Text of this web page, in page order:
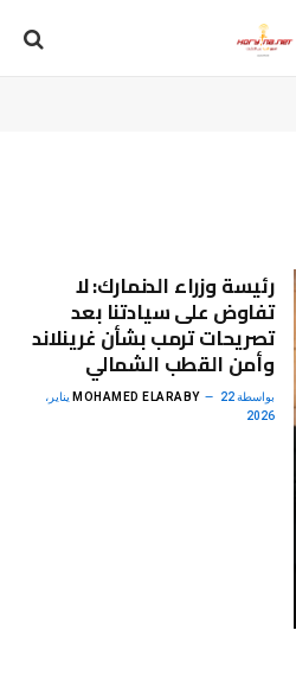
رئيسة وزراء الدنمارك: لا
تفاوض على سيادتنا بعد
تصريحات ترمب بشأن غرينلاند
وأمن القطب الشمالي
بواسطة MOHAMED ELARABY 22 يناير،
2026